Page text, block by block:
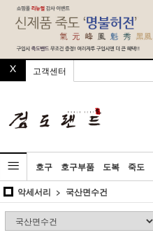
고객센터
호구 호구부품 도복 죽도
악세서리
국산면수건